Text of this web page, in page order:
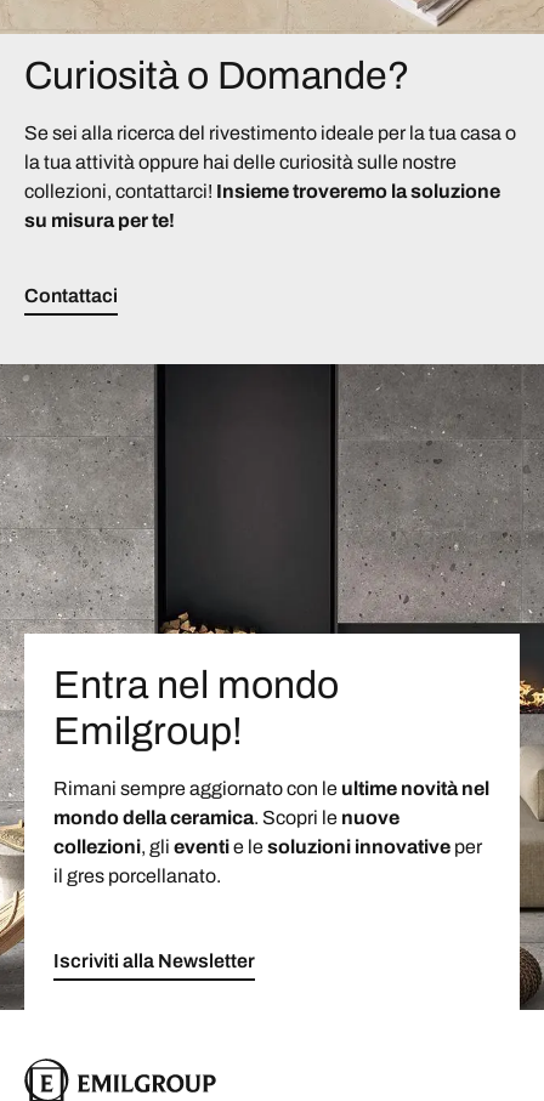
Curiosità o Domande?
Se sei alla ricerca del rivestimento ideale per la tua casa o
la tua attività oppure hai delle curiosità sulle nostre
collezioni, contattarci! Insieme troveremo la soluzione
su misura per te!
Contattaci
Entra nel mondo
Emilgroup!
Rimani sempre aggiornato con le ultime novità nel
mondo della ceramica. Scopri le nuove
collezioni, gli eventie lesoluzioni innovative per
il gres porcellanato.
Iscriviti alla Newsletter